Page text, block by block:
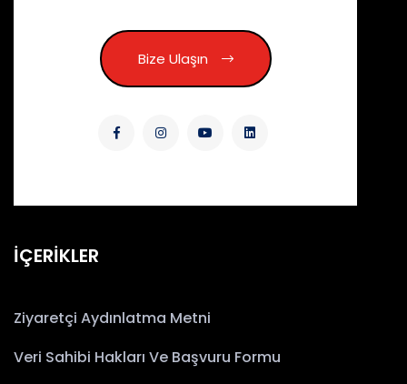
Bize Ulaşın
İÇERİKLER
Ziyaretçi Aydınlatma Metni
Veri Sahibi Hakları Ve Başvuru Formu